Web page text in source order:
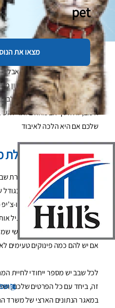
pet
מצאו את
מיקרו-צ'יפ לכלבים הוא חובה על פי
אירופה והעולם וגם בישראל, אבל
שלכם וגם אם לא, זה עדיין רעיון
מיקרו-צ'יפ היא פעולה פשוטה
חשוב, זו הדרך הבטוחה ביותר
שלכם אם היא הלכה לאיבוד
מה זה בעצם השתלת
השתלת מיקרו-צ'יפ היא החדרת
של חיית המחמד. הוא בערך בגודל
בעורף שבין השכמות. המיקרו-
לוקח כמה שניות בלבד להשתיל
הזריקות, אך רוב הכלבים בקושי
אם יש להם כמה פינוקים טעימים
לכל שבב יש מספר ייחודי לחיית
זה, ביחד עם כל הפרטים שלכם,
במאגר הנתונים הארצי של משרד